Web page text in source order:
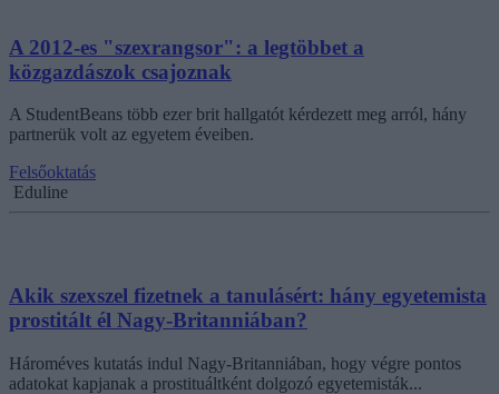
A 2012-es "szexrangsor": a legtöbbet a
közgazdászok csajoznak
A StudentBeans több ezer brit hallgatót kérdezett meg arról, hány
partnerük volt az egyetem éveiben.
Felsőoktatás
Eduline
Akik szexszel fizetnek a tanulásért: hány egyetemista
prostitált él Nagy-Britanniában?
Hároméves kutatás indul Nagy-Britanniában, hogy végre pontos
adatokat kapjanak a prostituáltként dolgozó egyetemisták...